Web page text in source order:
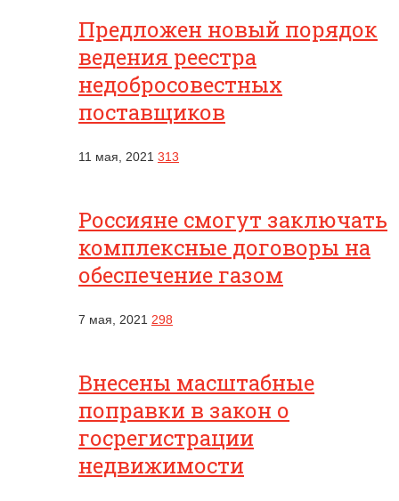
Предложен новый порядок
ведения реестра
недобросовестных
поставщиков
11 мая, 2021 313
Россияне смогут заключать
комплексные договоры на
обеспечение газом
7 мая, 2021 298
Внесены масштабные
поправки в закон о
госрегистрации
недвижимости